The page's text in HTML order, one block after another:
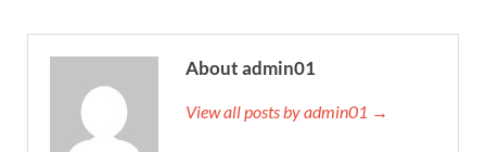
About admin01
View all posts by admin01 →